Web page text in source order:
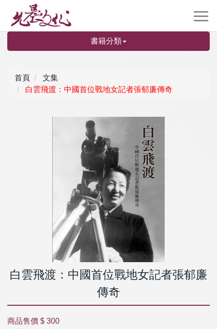
書籍分類
首頁
文集
白雲飛渡：中國首位戰地女記者張郁廉傳奇
白雲飛渡：中國首位戰地女記者張郁廉
傳奇
商品售價 $ 300